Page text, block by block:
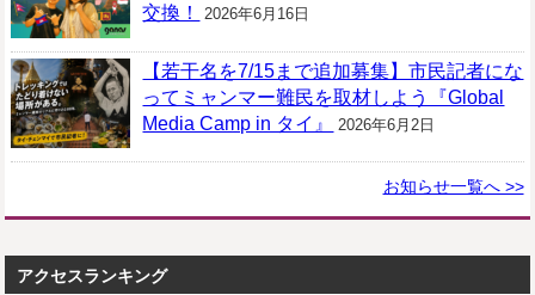
交換！
2026年6月16日
【若干名を7/15まで追加募集】市民記者にな
ってミャンマー難民を取材しよう『Global
Media Camp in タイ』
2026年6月2日
お知らせ一覧へ >>
アクセスランキング